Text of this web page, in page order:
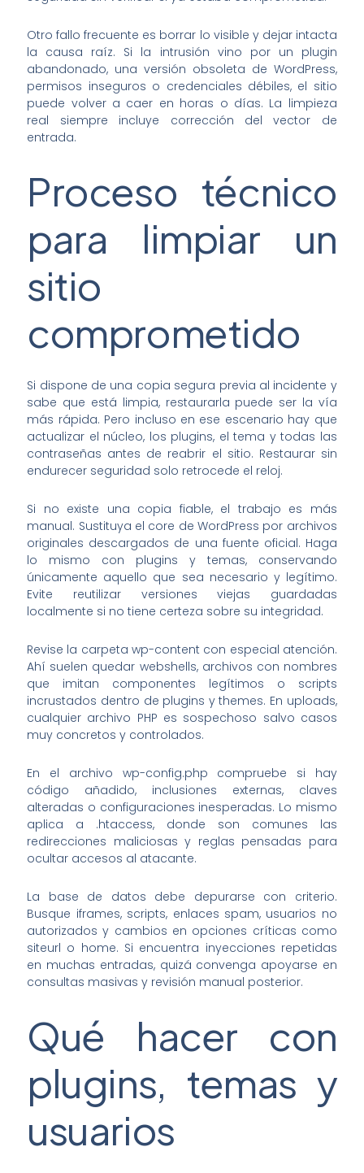
Otro fallo frecuente es borrar lo visible y dejar intacta
la causa raíz. Si la intrusión vino por un plugin
abandonado, una versión obsoleta de WordPress,
permisos inseguros o credenciales débiles, el sitio
puede volver a caer en horas o días. La limpieza
real siempre incluye corrección del vector de
entrada.
Proceso técnico
para limpiar un
sitio
comprometido
Si dispone de una copia segura previa al incidente y
sabe que está limpia, restaurarla puede ser la vía
más rápida. Pero incluso en ese escenario hay que
actualizar el núcleo, los plugins, el tema y todas las
contraseñas antes de reabrir el sitio. Restaurar sin
endurecer seguridad solo retrocede el reloj.
Si no existe una copia fiable, el trabajo es más
manual. Sustituya el core de WordPress por archivos
originales descargados de una fuente oficial. Haga
lo mismo con plugins y temas, conservando
únicamente aquello que sea necesario y legítimo.
Evite reutilizar versiones viejas guardadas
localmente si no tiene certeza sobre su integridad.
Revise la carpeta wp-content con especial atención.
Ahí suelen quedar webshells, archivos con nombres
que imitan componentes legítimos o scripts
incrustados dentro de plugins y themes. En uploads,
cualquier archivo PHP es sospechoso salvo casos
muy concretos y controlados.
En el archivo wp-config.php compruebe si hay
código añadido, inclusiones externas, claves
alteradas o configuraciones inesperadas. Lo mismo
aplica a .htaccess, donde son comunes las
redirecciones maliciosas y reglas pensadas para
ocultar accesos al atacante.
La base de datos debe depurarse con criterio.
Busque iframes, scripts, enlaces spam, usuarios no
autorizados y cambios en opciones críticas como
siteurl o home. Si encuentra inyecciones repetidas
en muchas entradas, quizá convenga apoyarse en
consultas masivas y revisión manual posterior.
Qué hacer con
plugins, temas y
usuarios